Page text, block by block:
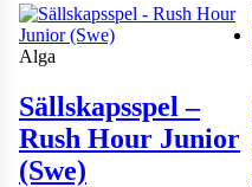
Alga
Sällskapsspel –
Rush Hour Junior
(Swe)